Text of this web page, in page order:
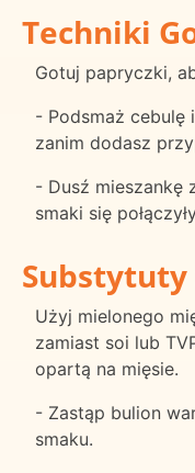
Techniki
Gotuj papryczki,
- Podsmaż cebulę
zanim dodasz
- Dusź mieszankę
smaki się
Substytuty
Użyj mielonego
zamiast soi lub
opartą na mięsie.
- Zastąp bulion
smaku.